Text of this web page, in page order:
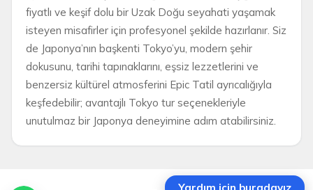
fiyatlı ve keşif dolu bir Uzak Doğu seyahati yaşamak
isteyen misafirler için profesyonel şekilde hazırlanır. Siz
de Japonya’nın başkenti Tokyo’yu, modern şehir
dokusunu, tarihi tapınaklarını, eşsiz lezzetlerini ve
benzersiz kültürel atmosferini Epic Tatil ayrıcalığıyla
keşfedebilir; avantajlı Tokyo tur seçenekleriyle
unutulmaz bir Japonya deneyimine adım atabilirsiniz.